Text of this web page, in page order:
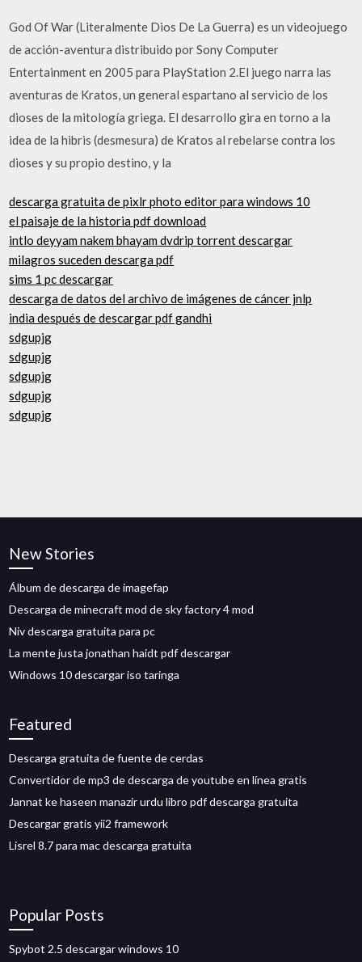
God Of War (Literalmente Dios De La Guerra) es un videojuego
de acción-aventura distribuido por Sony Computer
Entertainment en 2005 para PlayStation 2.El juego narra las
aventuras de Kratos, un general espartano al servicio de los
dioses de la mitología griega. El desarrollo gira en torno a la
idea de la hibris (desmesura) de Kratos al rebelarse contra los
dioses y su propio destino, y la
descarga gratuita de pixlr photo editor para windows 10
el paisaje de la historia pdf download
intlo deyyam nakem bhayam dvdrip torrent descargar
milagros suceden descarga pdf
sims 1 pc descargar
descarga de datos del archivo de imágenes de cáncer jnlp
india después de descargar pdf gandhi
sdgupjg
sdgupjg
sdgupjg
sdgupjg
sdgupjg
New Stories
Álbum de descarga de imagefap
Descarga de minecraft mod de sky factory 4 mod
Niv descarga gratuita para pc
La mente justa jonathan haidt pdf descargar
Windows 10 descargar iso taringa
Featured
Descarga gratuita de fuente de cerdas
Convertidor de mp3 de descarga de youtube en línea gratis
Jannat ke haseen manazir urdu libro pdf descarga gratuita
Descargar gratis yii2 framework
Lisrel 8.7 para mac descarga gratuita
Popular Posts
Spybot 2.5 descargar windows 10